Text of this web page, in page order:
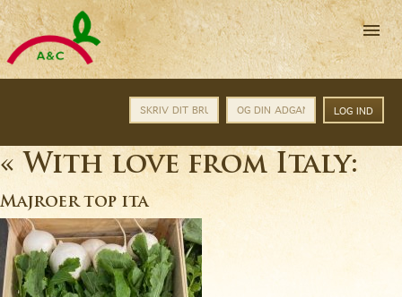
A&C
Catering
A/S
-
Altid
rigtige
priser
HJEM
PROFIL
PRODUKTINFO
« With love from Italy:
Majroer top ita